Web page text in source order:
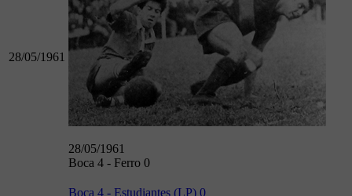
28/05/1961
28/05/1961
Boca 4 - Ferro 0
Boca 4 - Estudiantes (LP) 0